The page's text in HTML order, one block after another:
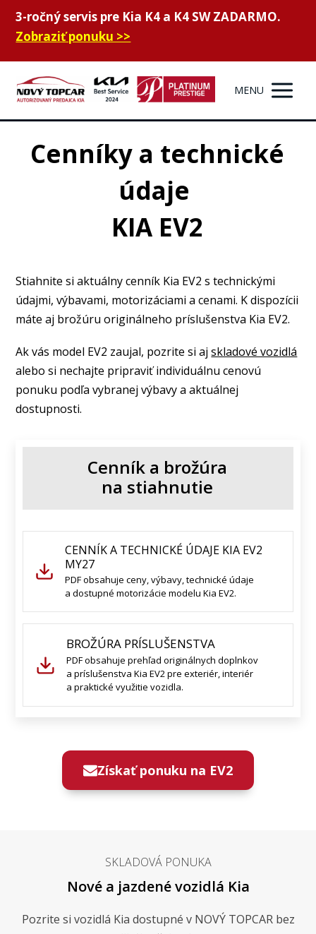
3-ročný servis pre Kia K4 a K4 SW ZADARMO.
Zobraziť ponuku >>
MENU
Cenníky a technické
údaje
KIA EV2
Stiahnite si aktuálny cenník Kia EV2 s technickými
údajmi, výbavami, motorizáciami a cenami. K dispozícii
máte aj brožúru originálneho príslušenstva Kia EV2.
Ak vás model EV2 zaujal, pozrite si ajskladové vozidlá
alebo si nechajte pripraviť individuálnu cenovú
ponuku podľa vybranej výbavy a aktuálnej
dostupnosti.
Cenník a brožúra
na stiahnutie
CENNÍK A TECHNICKÉ ÚDAJE KIA EV2
MY27
PDF obsahuje ceny, výbavy, technické údaje
a dostupné motorizácie modelu Kia EV2.
BROŽÚRA PRÍSLUŠENSTVA
PDF obsahuje prehľad originálnych doplnkov
a príslušenstva Kia EV2 pre exteriér, interiér
a praktické využitie vozidla.
Získať ponuku na EV2
SKLADOVÁ PONUKA
Nové a jazdené vozidlá Kia
Pozrite si vozidlá Kia dostupné v NOVÝ TOPCAR bez